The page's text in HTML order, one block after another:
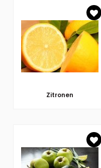
Zitronen